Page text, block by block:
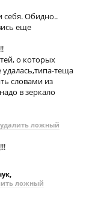
себя. Обидно..
еще
о которых
теща
словами из
в зеркало
удалить ложный
,
ложный